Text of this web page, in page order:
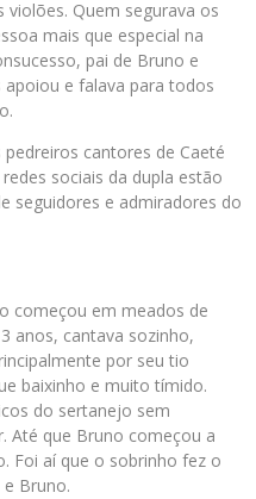
Quem segurava os
mais que especial na
pai de Bruno e
e falava para todos
cantores de Caeté
sociais da dupla estão
seguidores e admiradores do
começou em meados de
anos, cantava sozinho,
por seu tio
baixinho e muito tímido.
do sertanejo sem
Até que Bruno começou a
Foi aí que o sobrinho fez o
Bruno.